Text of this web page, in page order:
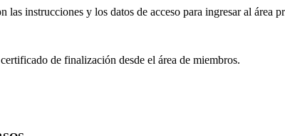
instrucciones y los datos de acceso para ingresar al área
de finalización desde el área de miembros.